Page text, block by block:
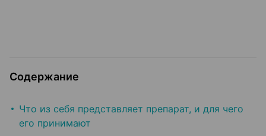
Содержание
Что из себя представляет препарат, и для чего
его принимают